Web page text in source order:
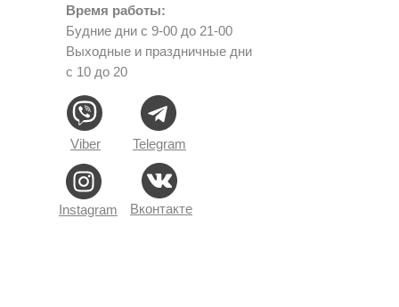
Время работы:
Будние дни с 9-00 до 21-00
Выходные и праздничные дни
с 10 до 20
Telegram
Viber
Instagram Вконтакте